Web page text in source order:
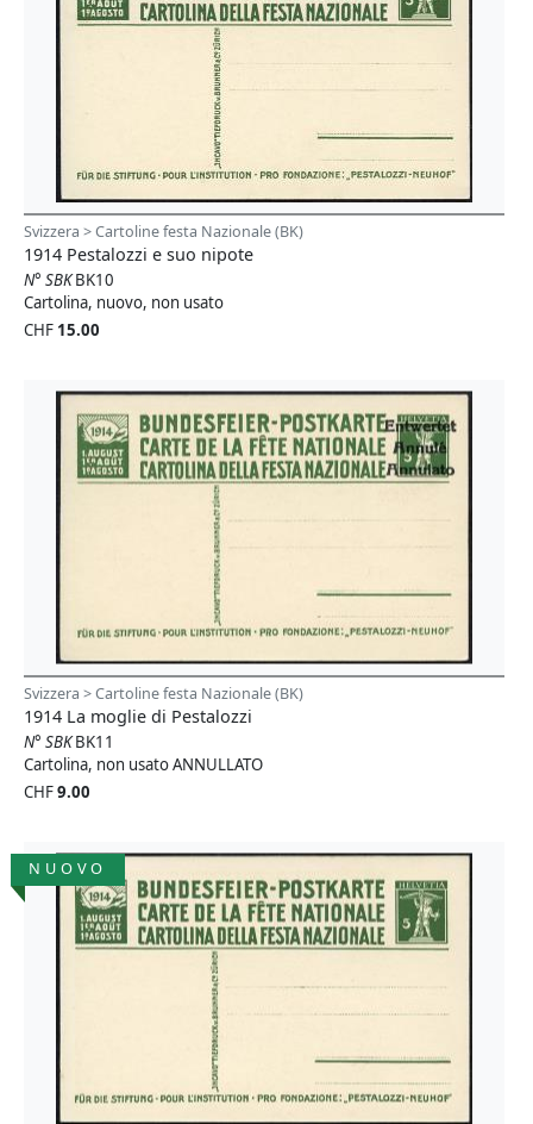
Svizzera > Cartoline festa Nazionale (BK)
1914 Pestalozzi e suo nipote
N° SBKBK10
Cartolina, nuovo, non usato
CHF 15.00
Svizzera > Cartoline festa Nazionale (BK)
1914 La moglie di Pestalozzi
N° SBKBK11
Cartolina, non usato ANNULLATO
CHF9.00
NUOVO